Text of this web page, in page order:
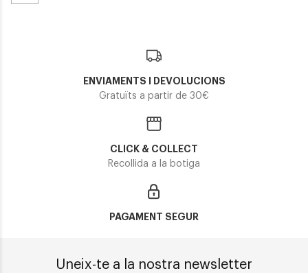
ENVIAMENTS I DEVOLUCIONS
Gratuïts a partir de 30€
CLICK & COLLECT
Recollida a la botiga
PAGAMENT SEGUR
Uneix-te a la nostra newsletter